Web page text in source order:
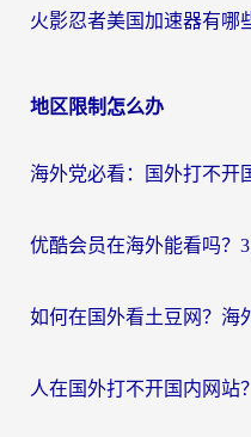
地区限制怎么办